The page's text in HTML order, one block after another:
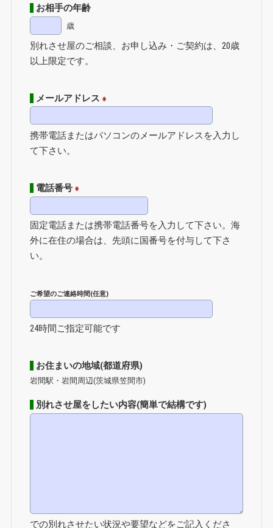
お相手の年齢
歳
別れさせ屋のご相談、お申し込み・ご契約は、20歳
以上限定です。
メールアドレス ※
携帯電話またはパソコンのメールアドレスを入力し
て下さい。
電話番号 ※
固定電話または携帯電話番号を入力して下さい。海
外に在住の場合は、先頭に国番号を付与して下さ
い。
ご希望のご連絡時間(任意)
24時間ご指定可能です
お住まいの地域(都道府県)
岩間駅・岩間周辺(茨城県笠間市)
別れさせ屋をしたい内容(簡単で結構です)
での別れさせたい状況や要望などをご記入くださ